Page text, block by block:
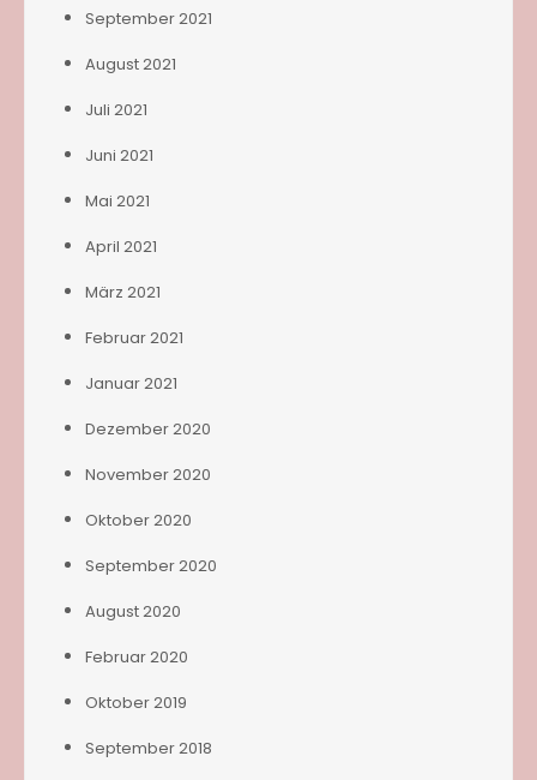
September 2021
August 2021
Juli 2021
Juni 2021
Mai 2021
April 2021
März 2021
Februar 2021
Januar 2021
Dezember 2020
November 2020
Oktober 2020
September 2020
August 2020
Februar 2020
Oktober 2019
September 2018